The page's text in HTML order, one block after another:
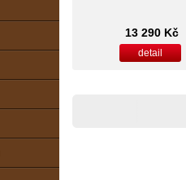
13 290 Kč
detail